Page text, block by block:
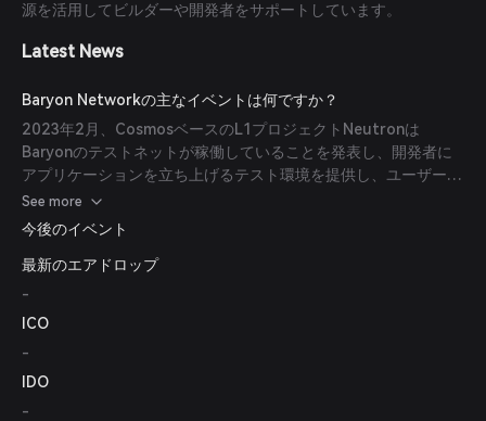
源を活用してビルダーや開発者をサポートしています。
Latest News
Baryon Networkの主なイベントは何ですか？
2023年2月、CosmosベースのL1プロジェクトNeutronは
Baryonのテストネットが稼働していることを発表し、開発者に
アプリケーションを立ち上げるテスト環境を提供し、ユーザーが
DAppやツールとやり取りできるようにしました。
See more
今後のイベント
最新のエアドロップ
-
ICO
-
IDO
-